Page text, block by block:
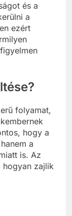
és a
a
ezért
folyamat,
hogy a
a
is. Az
hogyan zajlik